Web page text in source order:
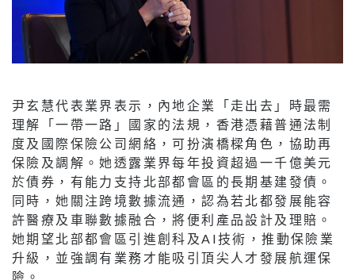
尹玄慧代表業界表示，內地企業「走出去」時最需
理解「一帶一路」國家的法規，香港憑藉普通法制
度及國際保險公司網絡，可扮演橋樑角色，協助再
保險及調解。她透露業界每年投資超過一千億美元
於債券，有能力支持北部都會區的長期基建發債。
同時，她關注跨境數據流通，認為若北都發展能容
許醫療及車聯數據融合，將便利產品設計及理賠。
她期望北部都會區引進創科及AI技術，推動保險業
升級，並強調有業務才能吸引頂尖人才發展航運保
險。